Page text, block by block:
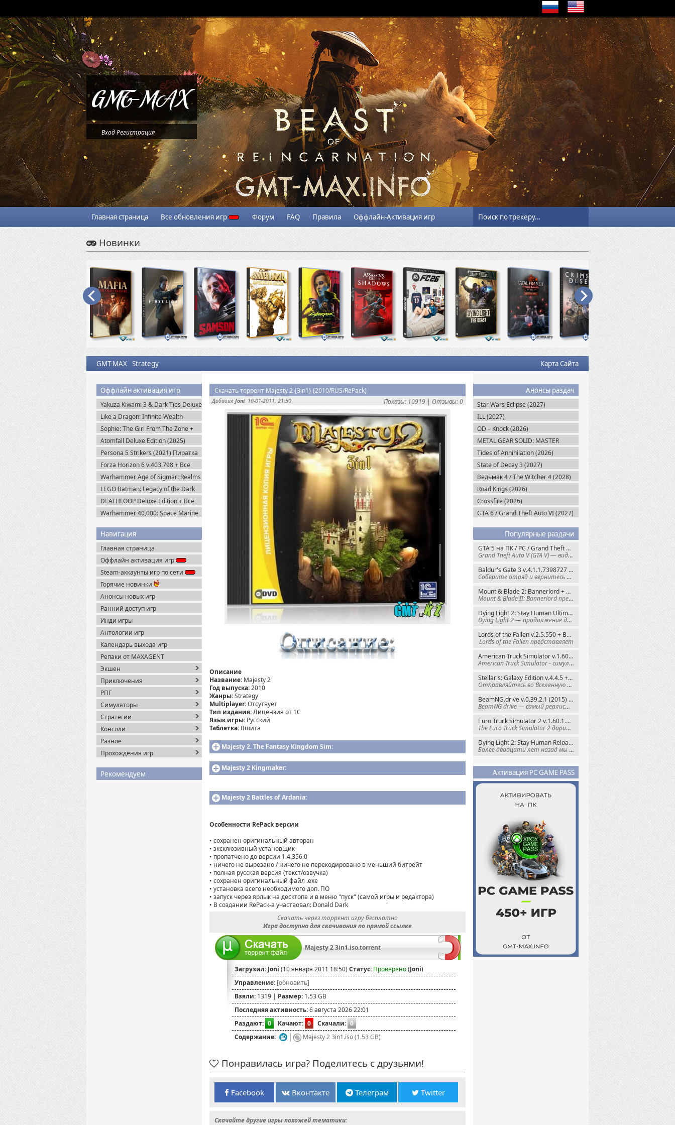
ВходРегистрация
Главная страница Все обновления игр Форум FAQ Правила Оффлайн-Активация игр
Новинки
GMT-MAX Strategy Карта Сайта
Анонсы раздач
Star Wars Eclipse (2027)
ILL (2027)
OD – Knock (2026)
METAL GEAR SOLID: MASTER
COLLECTION Vol.2 (2026)
Tides of Annihilation (2026)
State of Decay 3 (2027)
Ведьмак 4 / The Witcher 4 (2028)
Road Kings (2026)
Crossfire (2026)
GTA 6 / Grand Theft Auto VI (2027)
Популярные раздачи
GTA 5 на ПК / PC / Grand Theft Auto V: Premium Edition (2015) Steam-Rip
Grand Theft Auto V (GTA V) — видеоигра из
Baldur's Gate 3 v.4.1.1.7398727 + Все DLC (2023) GOG-Rip
Соберите отряд и вернитесь в Забытые
Mount & Blade 2: Bannerlord + War Sails v.1.4.7.117484 (2025) GOG
Mount & Blade II: Bannerlord представляет
Dying Light 2: Stay Human Ultimate Edition v.1.29.0 + Все DLC (2022) Пиратка
Dying Light 2 — продолжение динамичного
Lords of the Fallen v.2.5.550 + Все DLC (2023) Пиратка
Lords of the Fallen представляет
American Truck Simulator v.1.60.1.8s + Все DLC (2016) Пиратка
American Truck Simulator - симулятор
Stellaris: Galaxy Edition v.4.4.5 + Все DLC (2016) Пиратка
Отправляйтесь во Вселенную полную чудес и
BeamNG.drive v.0.39.2.1 (2015) RePack
BeamNG drive — самый реалистичный
Euro Truck Simulator 2 v.1.60.1.7s + Все DLC (2012) Пиратка
The Euro Truck Simulator 2 дарит вам опыт
Dying Light 2: Stay Human Reloaded Edition v.1.28.3 + Все DLC (2022) RePack
Более двадцати лет назад мы пытались
Активация PC GAME PASS
Оффлайн активация игр
Yakuza Kiwami 3 & Dark Ties Deluxe
Edition (2026) Steam-Rip
Like a Dragon: Infinite Wealth
Ultimate Edition (2024) Steam-Rip
Sophie: The Girl From The Zone +
DLC (2026) Пиратка
Atomfall Deluxe Edition (2025)
Steam-Rip
Persona 5 Strikers (2021) Пиратка
Forza Horizon 6 v.403.798 + Все
DLC (2026) Пиратка
Warhammer Age of Sigmar: Realms
of Ruin Ultimate Edition (2023)
Steam-Rip
LEGO Batman: Legacy of the Dark
Knight / ЛЕГО Бэтмен: Наследие
Тёмного Рыцаря (2026) Portable
DEATHLOOP Deluxe Edition + Все
DLC (2021) Пиратка
Warhammer 40,000: Space Marine
Пиратка
Навигация
Главная страница
Оффлайн активация игр
Steam-аккаунты игр по сети
Горячие новинки
Анонсы новых игр
Ранний доступ игр
Инди игры
Антологии игр
Календарь выхода игр
Репаки от MAXAGENT
Экшен
Приключения
РПГ
Симуляторы
Стратегии
Консоли
Разное
Прохождения игр
Рекомендуем
Скачать торрент Majesty 2 {3in1} (2010/RUS/RePack)
Показы: 10919 | Отзывы: 0
Добавил Joni, 10-01-2011, 21:50
Описание
Название: Majesty 2
Год выпуска:2010
Жанры:Strategy
Multiplayer:Отсутвует
Тип издания:Лицензия от 1С
Язык игры: Русский
Таблетка: Вшита
Majesty 2. The Fantasy Kingdom Sim:
Majesty 2 Kingmaker:
Majesty 2 Battles of Ardania:
Особенности RePack версии
• сохранен оригинальный авторан
• эксклюзивный установщик
• пропатчено до версии 1.4.356.0
• ничего не вырезано / ничего не перекодировано в меньший битрейт
• полная русская версия (текст/озвучка)
• сохранен оригинальный файл .exe
• установка всего необходимого доп. ПО
• запуск через ярлык на десктопе и в меню "пуск" (самой игры и редактора)
• В создании RePack-а участвовал: Donald Dark
Скачать через торрент игру бесплатно
Игра доступна для скачивания по прямой ссылке
Majesty 2 3in1.iso.torrent
Загрузил: Joni (10 января 2011 18:50) Статус: Проверено(Joni)
Управление: [обновить]
Взяли: 1319 | Размер: 1.53 GB
Последняя активность:6 августа 2026 22:01
Раздают: 0 Качают: 0 Скачали: 0
Содержание:
Majesty 2 3in1.iso (1.53 GB)
Понравилась игра? Поделитесь с друзьями!
Facebook Вконтакте Телеграм Twitter
Скачайте другие игры похожей тематики: